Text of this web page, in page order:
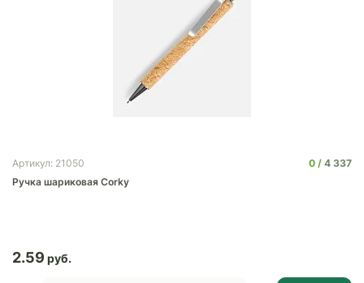
Артикул: 21050 0
4 337
Ручка шариковая Corky
2.59